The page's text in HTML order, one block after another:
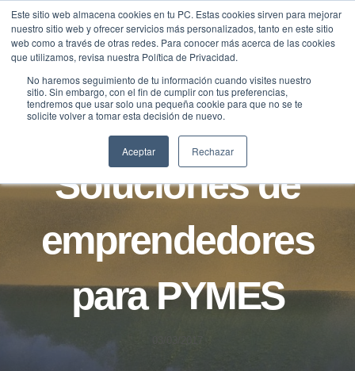
Este sitio web almacena cookies en tu PC. Estas cookies sirven para mejorar
nuestro sitio web y ofrecer servicios más personalizados, tanto en este sitio
web como a través de otras redes. Para conocer más acerca de las cookies
que utilizamos, revisa nuestra Política de Privacidad.
No haremos seguimiento de tu información cuando visites nuestro
sitio. Sin embargo, con el fin de cumplir con tus preferencias,
tendremos que usar solo una pequeña cookie para que no se te
solicite volver a tomar esta decisión de nuevo.
Aceptar Rechazar
Saltar
contenido
NOTICIAS
Soluciones de
emprendedores
para PYMES
Traducir »